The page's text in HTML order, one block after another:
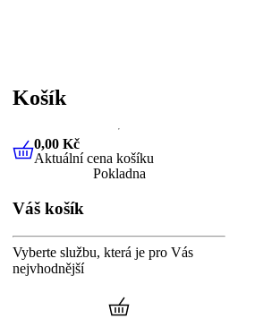
Košík
0,00 KčAktuální cena košíku
0,00 Kč
Aktuální cena košíku
Pokladna
Váš košík
Vyberte službu, která je pro Vás
nejvhodnější